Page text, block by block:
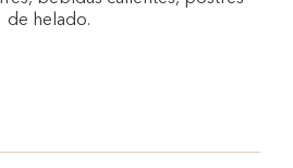
de helado.